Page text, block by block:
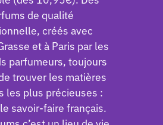
de qualité
créés avec
et à Paris par les
parfumeurs, toujours
trouver les matières
les plus précieuses :
savoir-faire français.